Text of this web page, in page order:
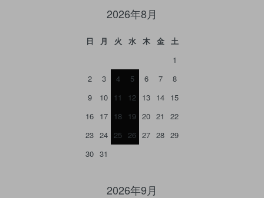
2026年8月
日 月 火 水 木 金
土
1
2
3 4 5 6 7
8
9
10 11 12 13 14 15
16 17 18 19 20 21
22
23 24 25 26 27 28 29
30 31
2026年9月